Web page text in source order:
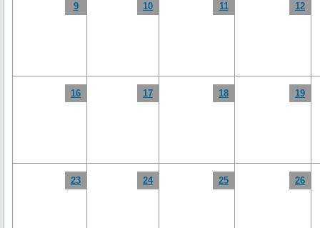
9 10 11 12
16 17 18 19
23 24 25 26